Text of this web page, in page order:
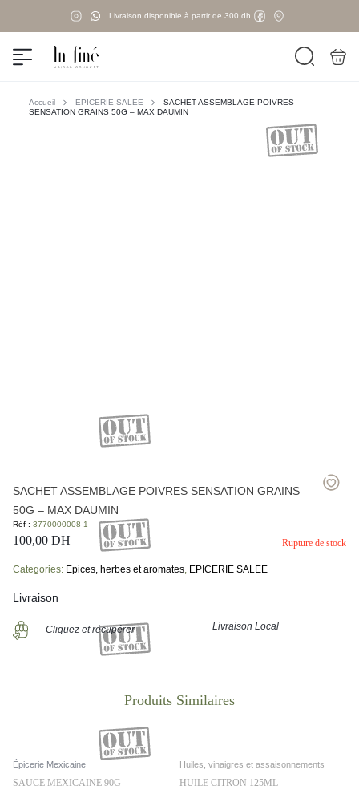
Livraison disponible à partir de 300 dh
Accueil EPICERIE SALEE
SACHET ASSEMBLAGE POIVRES
SENSATION GRAINS 50G – MAX DAUMIN
SACHET ASSEMBLAGE POIVRES SENSATION GRAINS
50G – MAX DAUMIN
Réf : 3770000008-1
100,00 DH Rupture de stock
Categories: Epices, herbes et aromates, EPICERIE SALEE
Livraison
Cliquez et récupérer Livraison Local
Épicerie Mexicaine
SAUCE MEXICAINE 90G
Huiles, vinaigres et assaisonnements
HUILE CITRON 125ML